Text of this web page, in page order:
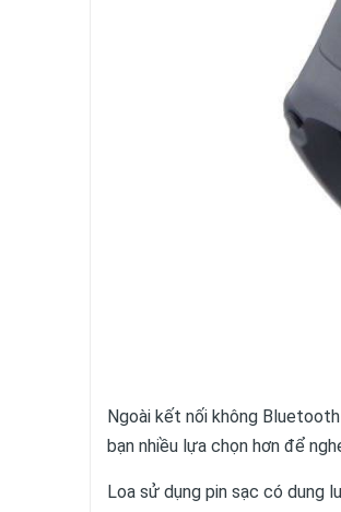
Ngoài kết nối không
bạn nhiều lựa chọn hơn để
Loa sử dụng pin sạc có dung